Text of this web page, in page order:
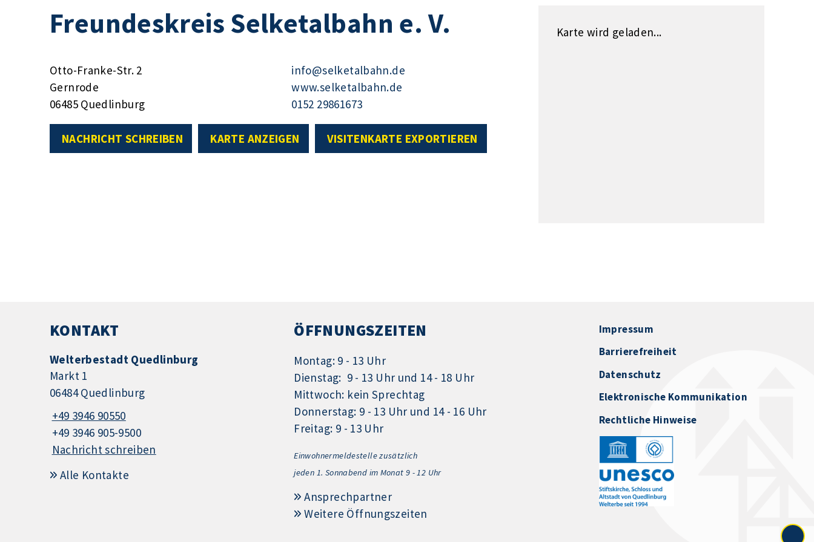
Freundeskreis Selketalbahn e. V.
Otto-Franke-Str. 2
Gernrode
06485 Quedlinburg
info@selketalbahn.de
www.selketalbahn.de
0152 29861673
NACHRICHT SCHREIBEN KARTE ANZEIGEN VISITENKARTE EXPORTIEREN
Karte wird geladen...
KONTAKT
Welterbestadt Quedlinburg
Markt 1
06484 Quedlinburg
+49 3946 90550
+49 3946 905-9500
Nachricht schreiben
Alle Kontakte
ÖFFNUNGSZEITEN
Montag: 9 - 13 Uhr
Dienstag: 9 - 13 Uhr und 14 - 18 Uhr
Mittwoch: kein Sprechtag
Donnerstag: 9 - 13 Uhr und 14 - 16 Uhr
Freitag: 9 - 13 Uhr
Einwohnermeldestelle zusätzlich
jeden 1. Sonnabend im Monat 9 - 12 Uhr
Ansprechpartner
Weitere Öffnungszeiten
Impressum
Barrierefreiheit
Datenschutz
Elektronische Kommunikation
Rechtliche Hinweise